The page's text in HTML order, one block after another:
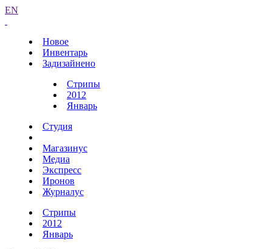
EN
Новое
Инвентарь
Задизайнено
Стрипы
2012
Январь
Студия
Магазинус
Медиа
Экспресс
Иронов
Журналус
Стрипы
2012
Январь